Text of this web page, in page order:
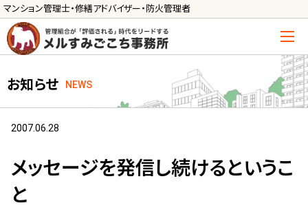
マンション管理士・修繕アドバイザー・防火管理者
お知らせ NEWS
2007.06.28
メッセージを発信し続けるというこ
と
管理士の活用方法
ご利用の流れ »